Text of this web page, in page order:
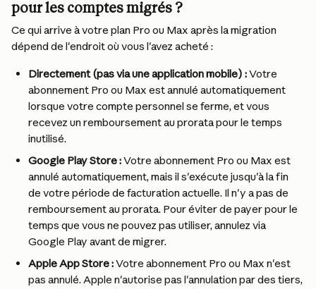
pour les comptes migrés ?
Ce qui arrive à votre plan Pro ou Max après la migration
dépend de l'endroit où vous l'avez acheté :
Directement (pas via une application mobile) : Votre
abonnement Pro ou Max est annulé automatiquement
lorsque votre compte personnel se ferme, et vous
recevez un remboursement au prorata pour le temps
inutilisé.
Google Play Store : Votre abonnement Pro ou Max est
annulé automatiquement, mais il s'exécute jusqu'à la fin
de votre période de facturation actuelle. Il n'y a pas de
remboursement au prorata. Pour éviter de payer pour le
temps que vous ne pouvez pas utiliser, annulez via
Google Play avant de migrer.
Apple App Store : Votre abonnement Pro ou Max n'est
pas annulé. Apple n'autorise pas l'annulation par des tiers,